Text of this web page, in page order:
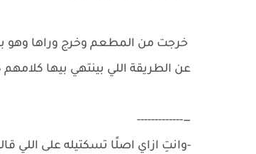
خرجت من المطعم وخرج وراها وهو
عن الطريقة اللي بينتهي بيها
—-------------
-وانتِ ازاي اصلًا تسكتيله على اللي